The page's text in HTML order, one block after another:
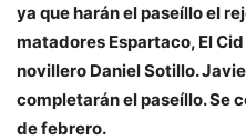
ya que harán el paseíllo el
matadores Espartaco, El
novillero Daniel Sotillo.
completarán el paseíllo. Se
de febrero.